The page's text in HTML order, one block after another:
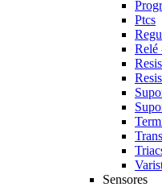
Ptcs
Relé
Sensores